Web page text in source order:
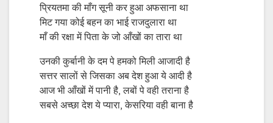
प्रियतमा की माँग सूनी कर हुआ अफसाना था
मिट गया कोई बहन का भाई राजदुलारा था
माँ की रक्षा में पिता के जो आँखों का तारा था
उनकी कुर्बानी के दम पे हमको मिली आजादी है
सत्तर सालों से जिसका अब देश हुआ ये आदी है
आज भी आँखों में पानी है, लबों पे वही तराना है
सबसे अच्छा देश ये प्यारा, केसरिया वही बाना है